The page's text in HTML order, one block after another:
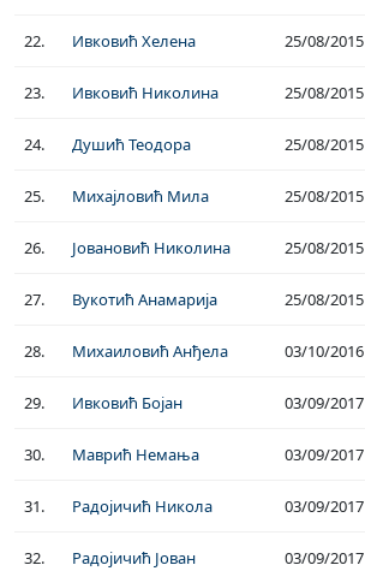
22. Ивковић Хелена 25/08/2015
23. Ивковић Николина 25/08/2015
24. Душић Теодора 25/08/2015
25. Михајловић Мила 25/08/2015
26. Јовановић Николина 25/08/2015
27. Вукотић Анамарија 25/08/2015
28. Михаиловић Анђела 03/10/2016
29. Ивковић Бојан 03/09/2017
30. Маврић Немања 03/09/2017
31. Радојичић Никола 03/09/2017
32. Радојичић Јован 03/09/2017